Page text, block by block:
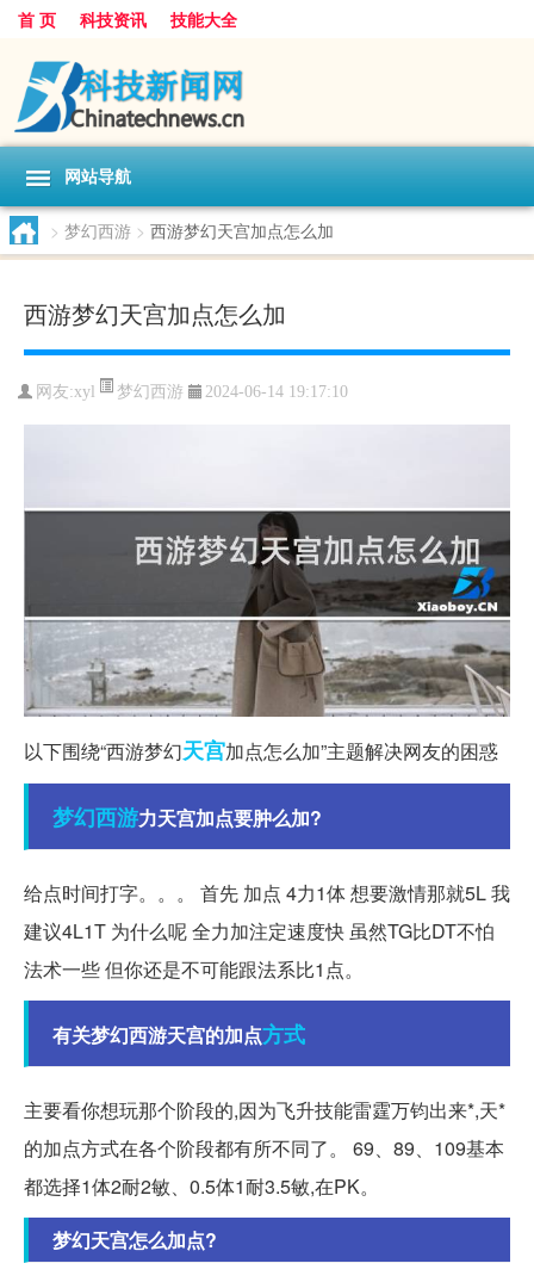
首 页 科技资讯 技能大全
网站导航
> 梦幻西游 > 西游梦幻天宫加点怎么加
西游梦幻天宫加点怎么加
网友:xyl 梦幻西游 2024-06-14 19:17:10
以下围绕“西游梦幻天宫加点怎么加”主题解决网友的困惑
梦幻西游力天宫加点要肿么加?
给点时间打字。。。 首先 加点 4力1体 想要激情那就5L 我
建议4L1T 为什么呢 全力加注定速度快 虽然TG比DT不怕
法术一些 但你还是不可能跟法系比1点。
有关梦幻西游天宫的加点方式
主要看你想玩那个阶段的,因为飞升技能雷霆万钧出来*,天*
的加点方式在各个阶段都有所不同了。 69、89、109基本
都选择1体2耐2敏、0.5体1耐3.5敏,在PK。
梦幻天宫怎么加点?